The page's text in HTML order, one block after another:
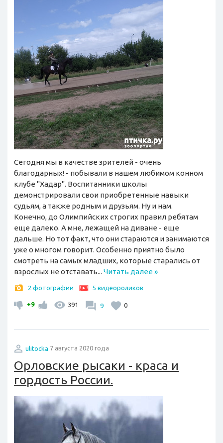
Сегодня мы в качестве зрителей - очень
благодарных! - побывали в нашем любимом конном
клубе "Хадар". Воспитанники школы
демонстрировали свои приобретенные навыки
судьям, а также родным и друзьям. Ну и нам.
Конечно, до Олимпийских строгих правил ребятам
еще далеко. А мне, лежащей на диване - еще
дальше. Но тот факт, что они стараются и занимаются
уже о многом говорит. Особенно приятно было
смотреть на самых младших, которые старались от
взрослых не отставать... Читать далее»
2 фотографии 5 видеороликов
+9 391 9 0
ulitocka 7 августа 2020 года
Орловские рысаки - краса и
гордость России.